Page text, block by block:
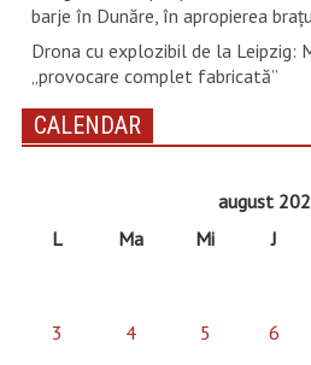
barje în Dunăre, în apropierea
Drona cu explozibil de la Leipzig:
„provocare complet fabricată”
CALENDAR
august
L
Ma Mi J
3
4 5 6